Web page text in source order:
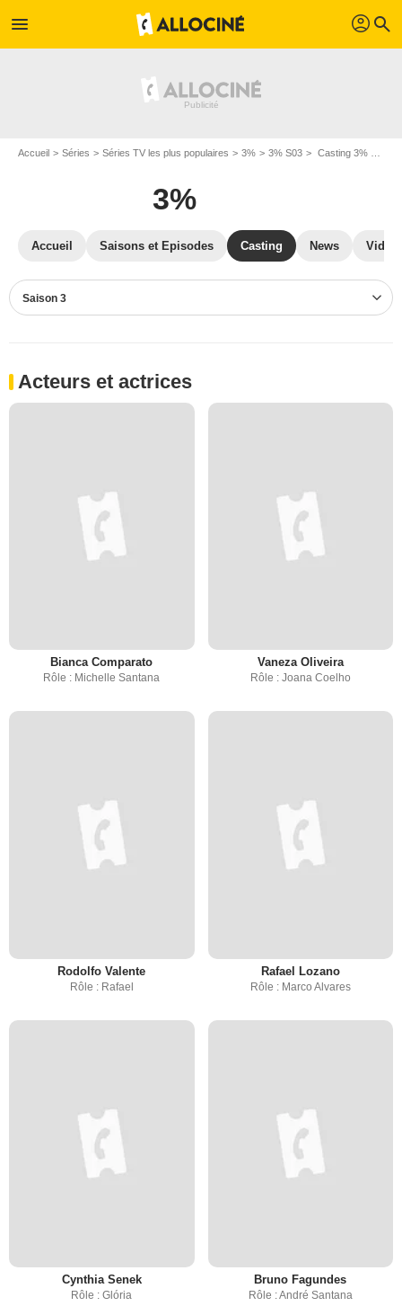
menu profil search
Accueil Séries Séries TV les plus populaires 3% 3% S03 Casting 3% S03
3%
Accueil Saisons et Episodes Casting News
Saison 3
Acteurs et actrices
Bianca Comparato
Rôle : Michelle Santana
Vaneza Oliveira
Rôle : Joana Coelho
Rodolfo Valente
Rôle : Rafael
Rafael Lozano
Rôle : Marco Alvares
Cynthia Senek
Rôle : Glória
Bruno Fagundes
Rôle : André Santana